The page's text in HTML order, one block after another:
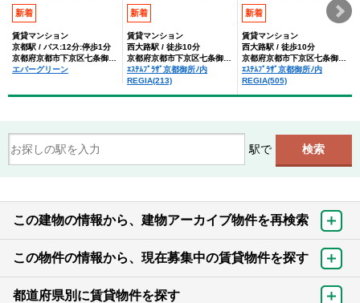
新着
賃貸マンション
京都駅 / バス:12分:停歩1分
エバーグリーン
新着
賃貸マンション
西大路駅 / 徒歩10分
ｴｽﾃﾑﾌﾟﾗｻﾞ京都御所ﾉ内
REGIA(213)
新着
賃貸マンション
西大路駅 / 徒歩10分
ｴｽﾃﾑﾌﾟﾗｻﾞ京都御所ﾉ内
REGIA(505)
駅で
この建物の情報から、建物アーカイブ物件を再検索
この物件の情報から、現在募集中の賃貸物件を探す
都道府県別に賃貸物件を探す